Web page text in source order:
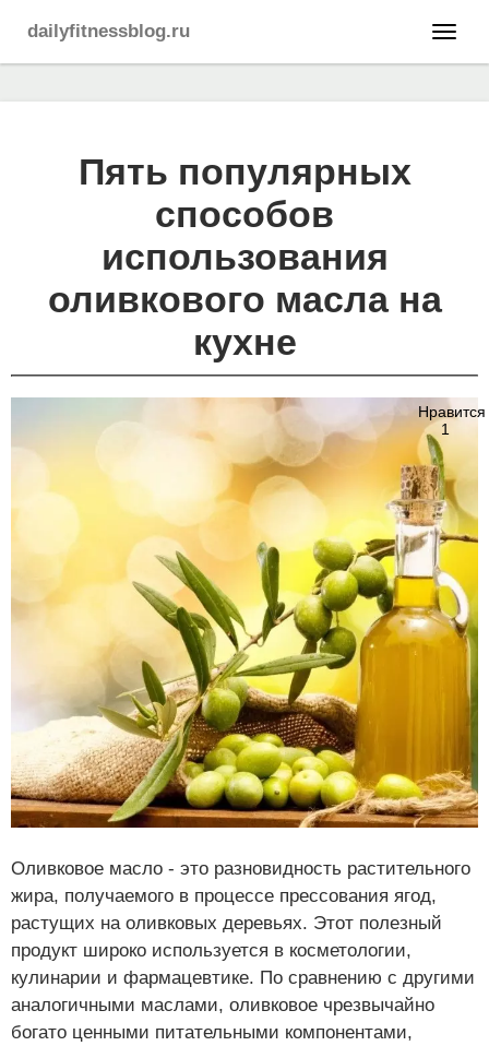
dailyfitnessblog.ru
Пять популярных
способов
использования
оливкового масла на
кухне
Нравится
1
Оливковое масло - это разновидность растительного
жира, получаемого в процессе прессования ягод,
растущих на оливковых деревьях. Этот полезный
продукт широко используется в косметологии,
кулинарии и фармацевтике. По сравнению с другими
аналогичными маслами, оливковое чрезвычайно
богато ценными питательными компонентами,